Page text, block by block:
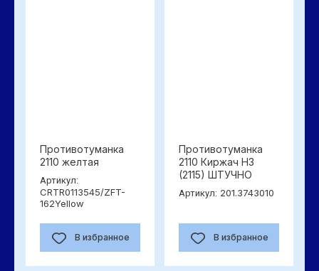
Противотуманка
2110 желтая
Артикул:
CRTR0113545/ZFT-
162Yellow
В избранное
Противотуманка
2110 Киржач Н3
(2115) ШТУЧНО
Артикул: 201.3743010
В избранное